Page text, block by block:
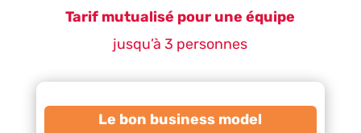
Tarif mutualisé pour une équipe
jusqu’à 3 personnes
Le bon business model